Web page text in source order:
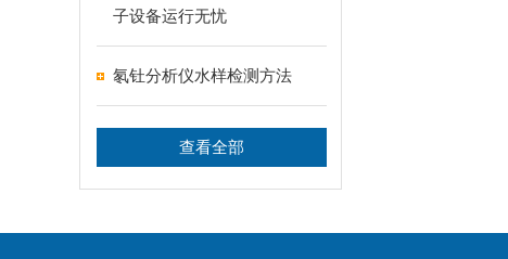
子设备运行无忧
氡钍分析仪水样检测方法
查看全部